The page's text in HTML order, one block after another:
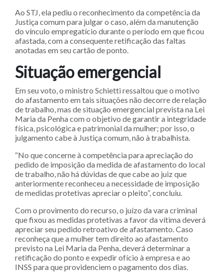
Ao STJ, ela pediu o reconhecimento da competência da
Justiça comum para julgar o caso, além da manutenção
do vínculo empregatício durante o período em que ficou
afastada, com a consequente retificação das faltas
anotadas em seu cartão de ponto.
Situaçã​​o emergencial
Em seu voto, o ministro Schietti ressaltou que o motivo
do afastamento em tais situações não decorre de relação
de trabalho, mas de situação emergencial prevista na Lei
Maria da Penha com o objetivo de garantir a integridade
física, psicológica e patrimonial da mulher; por isso, o
julgamento cabe à Justiça comum, não à trabalhista.
“No que concerne à competência para apreciação do
pedido de imposição da medida de afastamento do local
de trabalho, não há dúvidas de que cabe ao juiz que
anteriormente reconheceu a necessidade de imposição
de medidas protetivas apreciar o pleito”, concluiu.
Com o provimento do recurso, o juízo da vara criminal
que fixou as medidas protetivas a favor da vítima deverá
apreciar seu pedido retroativo de afastamento. Caso
reconheça que a mulher tem direito ao afastamento
previsto na Lei Maria da Penha, deverá determinar a
retificação do ponto e expedir ofício à empresa e ao
INSS para que providenciem o pagamento dos dias.